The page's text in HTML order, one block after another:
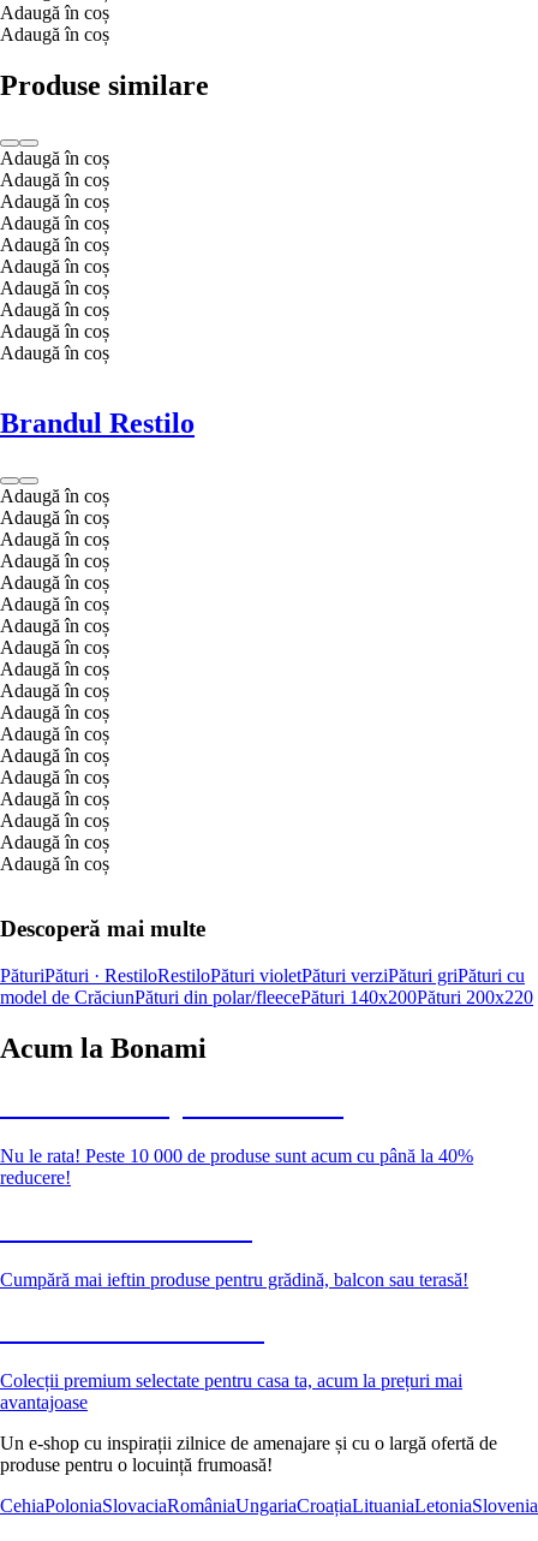
Adaugă în coș
Adaugă în coș
Produse similare
Adaugă în coș
Adaugă în coș
Adaugă în coș
Adaugă în coș
Adaugă în coș
Adaugă în coș
Adaugă în coș
Adaugă în coș
Adaugă în coș
Adaugă în coș
Brandul Restilo
Adaugă în coș
Adaugă în coș
Adaugă în coș
Adaugă în coș
Adaugă în coș
Adaugă în coș
Adaugă în coș
Adaugă în coș
Adaugă în coș
Adaugă în coș
Adaugă în coș
Adaugă în coș
Adaugă în coș
Adaugă în coș
Adaugă în coș
Adaugă în coș
Adaugă în coș
Adaugă în coș
Descoperă mai multe
PăturiPături · RestiloRestiloPături violetPături verziPături griPături cu
model de CrăciunPături din polar/fleecePături 140x200Pături 200x220
Acum la Bonami
Nu le rata! Peste 10 000 de produse sunt acum cu până la 40%
reducere!
Cumpără mai ieftin produse pentru grădină, balcon sau terasă!
Colecții premium selectate pentru casa ta, acum la prețuri mai
avantajoase
Un e-shop cu inspirații zilnice de amenajare și cu o largă ofertă de
produse pentru o locuință frumoasă!
CehiaPoloniaSlovaciaRomâniaUngariaCroațiaLituaniaLetoniaSlovenia